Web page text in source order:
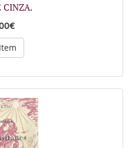
CINZA.